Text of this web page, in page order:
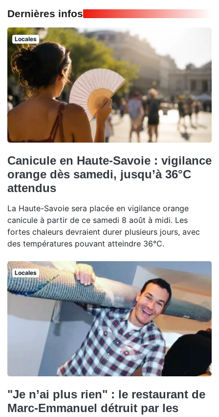
Dernières infos
Locales
Canicule en Haute-Savoie : vigilance
orange dès samedi, jusqu’à 36°C
attendus
La Haute-Savoie sera placée en vigilance orange
canicule à partir de ce samedi 8 août à midi. Les
fortes chaleurs devraient durer plusieurs jours, avec
des températures pouvant atteindre 36°C.
Locales
"Je n’ai plus rien" : le restaurant de
Marc-Emmanuel détruit par les